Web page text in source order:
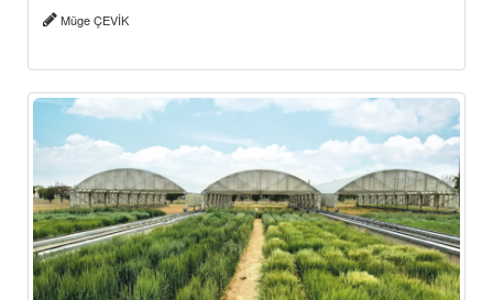
Müge ÇEVİK